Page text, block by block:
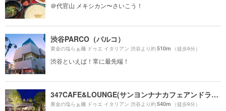
＠代官山 メキシカン〜さいこう！
渋谷PARCO（パルコ）
黄金の塩らぁ麺 ドゥエ イタリアン 渋谷より約510m （徒歩9分）
渋谷といえば！常に最先端！
347CAFE&LOUNGE(サンヨンナナカフェアンドラウンジ)
黄金の塩らぁ麺 ドゥエ イタリアン 渋谷より約540m （徒歩9分）